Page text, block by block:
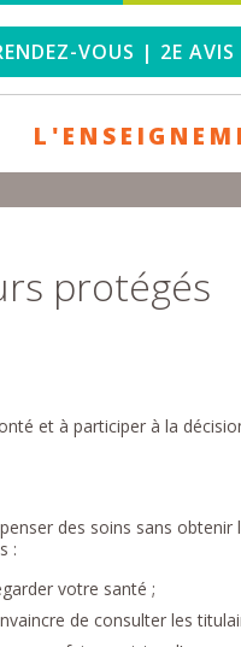
VOUS | 2E AVIS
protégés
et à participer à la
des soins sans
:
votre santé ;
de consulter les